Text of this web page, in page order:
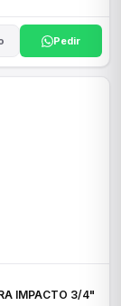
Pedir
IMPACTO 3/4"